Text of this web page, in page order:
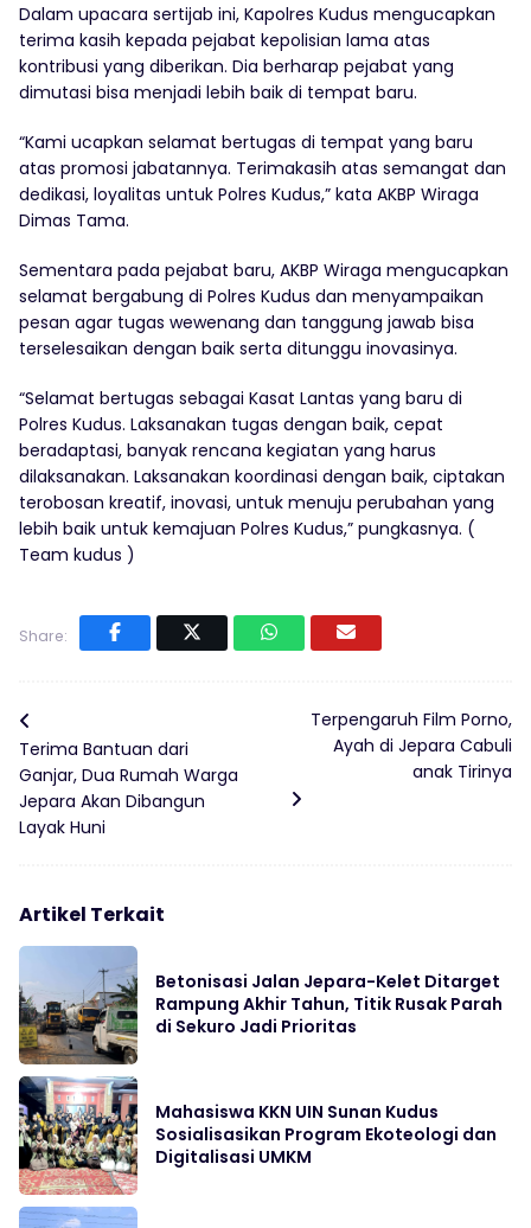
Dalam upacara sertijab ini, Kapolres Kudus mengucapkan
terima kasih kepada pejabat kepolisian lama atas
kontribusi yang diberikan. Dia berharap pejabat yang
dimutasi bisa menjadi lebih baik di tempat baru.
“Kami ucapkan selamat bertugas di tempat yang baru
atas promosi jabatannya. Terimakasih atas semangat dan
dedikasi, loyalitas untuk Polres Kudus,” kata AKBP Wiraga
Dimas Tama.
Sementara pada pejabat baru, AKBP Wiraga mengucapkan
selamat bergabung di Polres Kudus dan menyampaikan
pesan agar tugas wewenang dan tanggung jawab bisa
terselesaikan dengan baik serta ditunggu inovasinya.
“Selamat bertugas sebagai Kasat Lantas yang baru di
Polres Kudus. Laksanakan tugas dengan baik, cepat
beradaptasi, banyak rencana kegiatan yang harus
dilaksanakan. Laksanakan koordinasi dengan baik, ciptakan
terobosan kreatif, inovasi, untuk menuju perubahan yang
lebih baik untuk kemajuan Polres Kudus,” pungkasnya. (
Team kudus )
Share:
Terima Bantuan dari
Ganjar, Dua Rumah Warga
Jepara Akan Dibangun
Layak Huni
Terpengaruh Film Porno,
Ayah di Jepara Cabuli
anak Tirinya
Artikel Terkait
Betonisasi Jalan Jepara-Kelet Ditarget
Rampung Akhir Tahun, Titik Rusak Parah
di Sekuro Jadi Prioritas
Mahasiswa KKN UIN Sunan Kudus
Sosialisasikan Program Ekoteologi dan
Digitalisasi UMKM